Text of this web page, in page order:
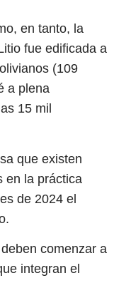
en tanto, la
fue edificada a
(109
a plena
15 mil
que existen
en la práctica
de 2024 el
comenzar a
integran el